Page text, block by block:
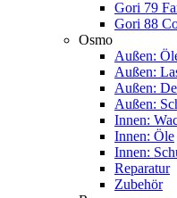
Gori 79
Gori 88
Osmo
Außen:
Außen:
Außen:
Außen:
Innen:
Innen: Öle
Innen:
Reparatur
Zubehör